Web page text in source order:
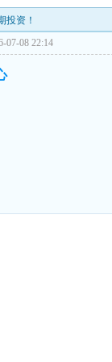
投资！
07-08 22:14